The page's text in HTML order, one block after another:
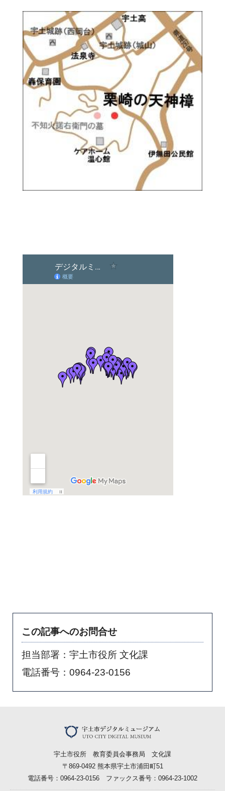
この記事へのお問合せ
担当部署：宇土市役所 文化課
電話番号：0964-23-0156
宇土市役所 教育委員会事務局 文化課
〒869-0492 熊本県宇土市浦田町51
電話番号：0964-23-0156 ファックス番号：0964-23-1002